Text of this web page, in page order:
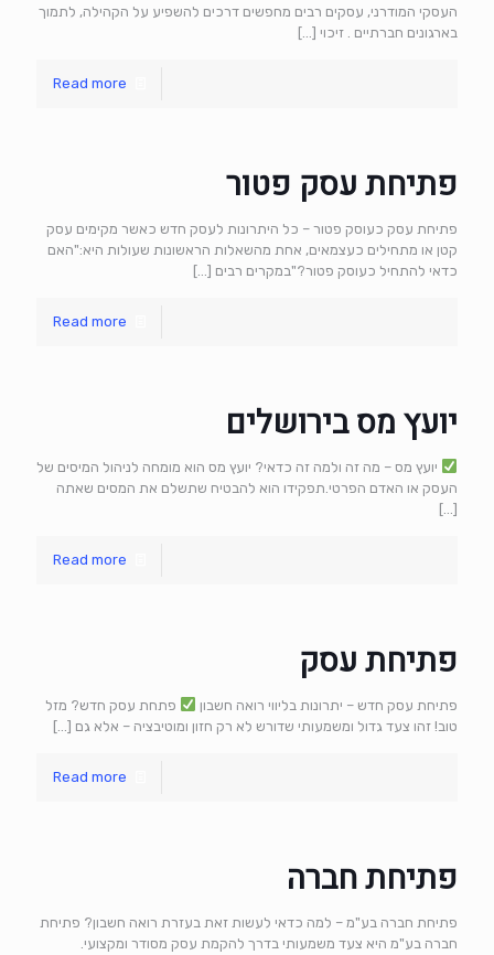
העסקי המודרני, עסקים רבים מחפשים דרכים להשפיע על הקהילה, לתמוך
בארגונים חברתיים . זיכוי […]
Read more
פתיחת עסק פטור
פתיחת עסק כעוסק פטור – כל היתרונות לעסק חדש כאשר מקימים עסק
קטן או מתחילים כעצמאים, אחת מהשאלות הראשונות שעולות היא:"האם
כדאי להתחיל כעוסק פטור?"במקרים רבים […]
Read more
יועץ מס בירושלים
יועץ מס – מה זה ולמה זה כדאי? יועץ מס הוא מומחה לניהול המיסים של
העסק או האדם הפרטי.תפקידו הוא להבטיח שתשלם את המסים שאתה
[…]
Read more
פתיחת עסק
פתיחת עסק חדש – יתרונות בליווי רואה חשבון
פתחת עסק חדש? מזל
טוב! זהו צעד גדול ומשמעותי שדורש לא רק חזון ומוטיבציה – אלא גם […]
Read more
פתיחת חברה
פתיחת חברה בע"מ – למה כדאי לעשות זאת בעזרת רואה חשבון? פתיחת
חברה בע"מ היא צעד משמעותי בדרך להקמת עסק מסודר ומקצועי.